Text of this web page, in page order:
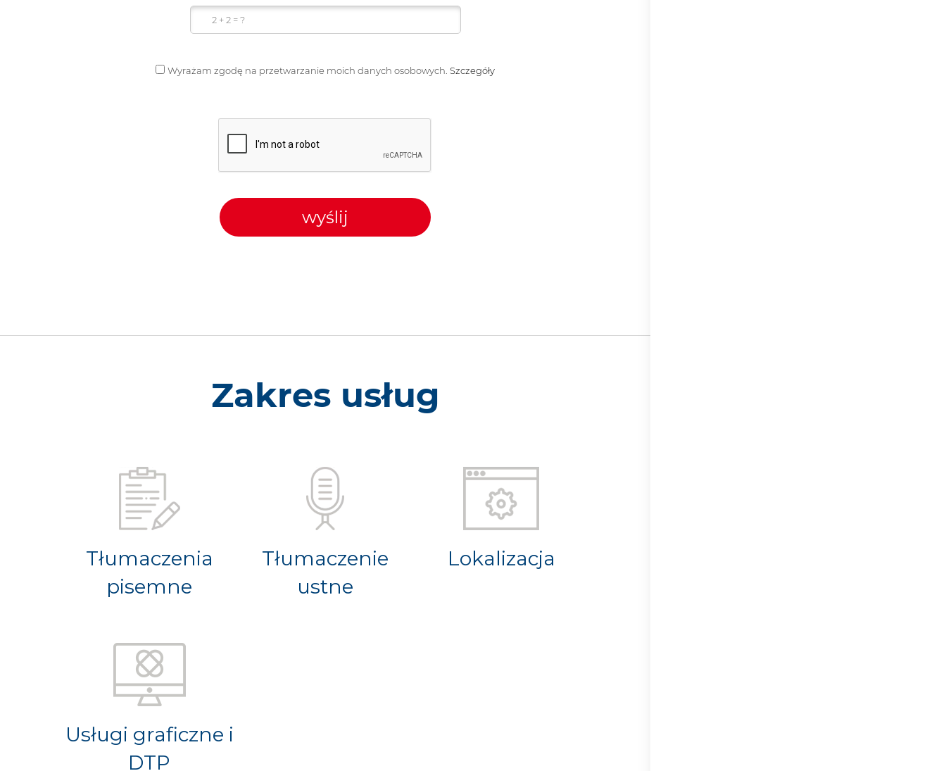
Wyrażam zgodę na przetwarzanie moich danych osobowych. Szczegóły
wyślij
Zakres usług
Tłumaczenia
pisemne
Tłumaczenie
ustne
Lokalizacja
Usługi graficzne i
DTP